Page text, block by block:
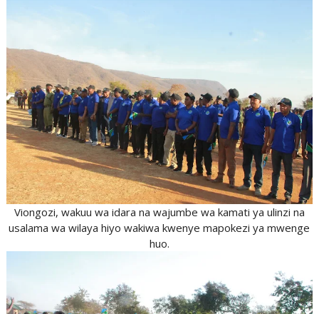
Viongozi, wakuu wa idara na wajumbe wa kamati ya ulinzi na
usalama wa wilaya hiyo wakiwa kwenye mapokezi ya mwenge
huo.